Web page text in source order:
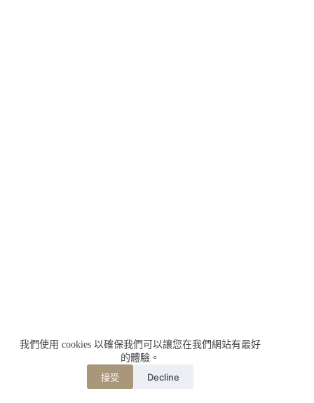
我們使用 cookies 以確保我們可以讓您在我們網站有最好
的體驗。
接受 Decline